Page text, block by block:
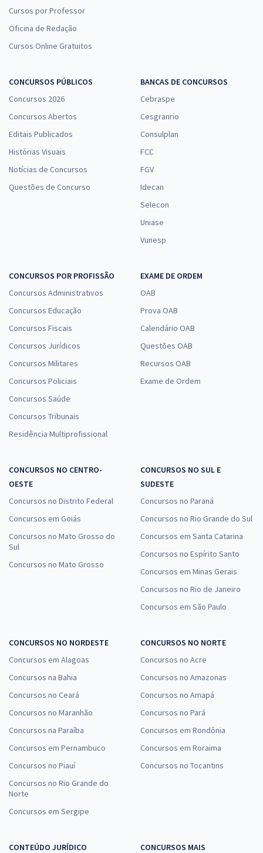
Cursos por Professor
Oficina de Redação
Cursos Online Gratuitos
CONCURSOS PÚBLICOS
Concursos 2026
Concursos Abertos
Editais Publicados
Histórias Visuais
Notícias de Concursos
Questões de Concurso
BANCAS DE CONCURSOS
Cebraspe
Cesgranrio
Consulplan
FCC
FGV
Idecan
Selecon
Uniase
Vunesp
CONCURSOS POR PROFISSÃO
Concursos Administrativos
Concursos Educação
Concursos Fiscais
Concursos Jurídicos
Concursos Militares
Concursos Policiais
Concursos Saúde
Concursos Tribunais
Residência Multiprofissional
EXAME DE ORDEM
OAB
Prova OAB
Calendário OAB
Questões OAB
Recursos OAB
Exame de Ordem
CONCURSOS NO CENTRO-
OESTE
Concursos no Distrito Federal
Concursos em Goiás
Concursos no Mato Grosso do
Sul
Concursos no Mato Grosso
CONCURSOS NO SUL E
SUDESTE
Concursos no Paraná
Concursos no Rio Grande do Sul
Concursos em Santa Catarina
Concursos no Espírito Santo
Concursos em Minas Gerais
Concursos no Rio de Janeiro
Concursos em São Paulo
CONCURSOS NO NORDESTE
Concursos em Alagoas
Concursos na Bahia
Concursos no Ceará
Concursos no Maranhão
Concursos na Paraíba
Concursos em Pernambuco
Concursos no Piauí
Concursos no Rio Grande do
Norte
Concursos em Sergipe
CONCURSOS NO NORTE
Concursos no Acre
Concursos no Amazonas
Concursos no Amapá
Concursos no Pará
Concursos em Rondônia
Concursos em Roraima
Concursos no Tocantins
CONTEÚDO JURÍDICO
CONCURSOS MAIS